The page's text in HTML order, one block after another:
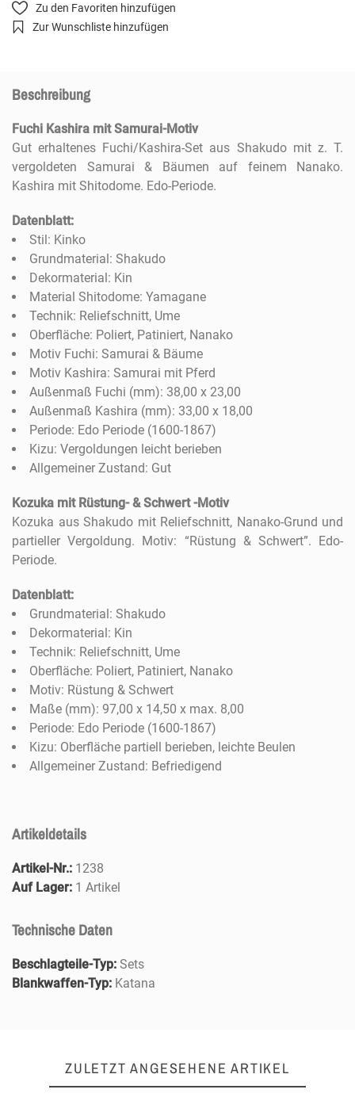
Zu den Favoriten hinzufügen
Zur Wunschliste hinzufügen
Beschreibung
Fuchi Kashira mit Samurai-Motiv
Gut erhaltenes Fuchi/Kashira-Set aus Shakudo mit z. T.
vergoldeten Samurai & Bäumen auf feinem Nanako.
Kashira mit Shitodome. Edo-Periode.
Datenblatt:
Stil: Kinko
Grundmaterial: Shakudo
Dekormaterial: Kin
Material Shitodome: Yamagane
Technik: Reliefschnitt, Ume
Oberfläche: Poliert, Patiniert, Nanako
Motiv Fuchi: Samurai & Bäume
Motiv Kashira: Samurai mit Pferd
Außenmaß Fuchi (mm): 38,00 x 23,00
Außenmaß Kashira (mm): 33,00 x 18,00
Periode: Edo Periode (1600-1867)
Kizu: Vergoldungen leicht berieben
Allgemeiner Zustand: Gut
Kozuka mit Rüstung- & Schwert -Motiv
Kozuka aus Shakudo mit Reliefschnitt, Nanako-Grund und
partieller Vergoldung. Motiv: “Rüstung & Schwert”. Edo-
Periode.
Datenblatt:
Grundmaterial: Shakudo
Dekormaterial: Kin
Technik: Reliefschnitt, Ume
Oberfläche: Poliert, Patiniert, Nanako
Motiv: Rüstung & Schwert
Maße (mm): 97,00 x 14,50 x max. 8,00
Periode: Edo Periode (1600-1867)
Kizu: Oberfläche partiell berieben, leichte Beulen
Allgemeiner Zustand: Befriedigend
Artikeldetails
Artikel-Nr.: 1238
Auf Lager: 1 Artikel
Technische Daten
Beschlagteile-Typ: Sets
Blankwaffen-Typ: Katana
ZULETZT ANGESEHENE ARTIKEL